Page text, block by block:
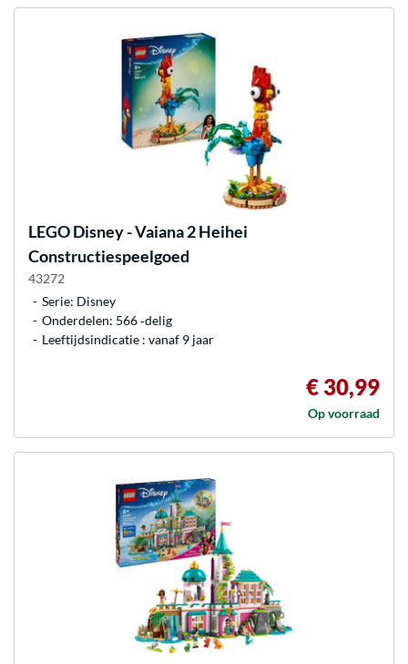
LEGODisney - Vaiana 2 Heihei
Constructiespeelgoed
43272
Serie: Disney
Onderdelen: 566 ‐delig
Leeftijdsindicatie : vanaf 9 jaar
€ 30,99
Op voorraad